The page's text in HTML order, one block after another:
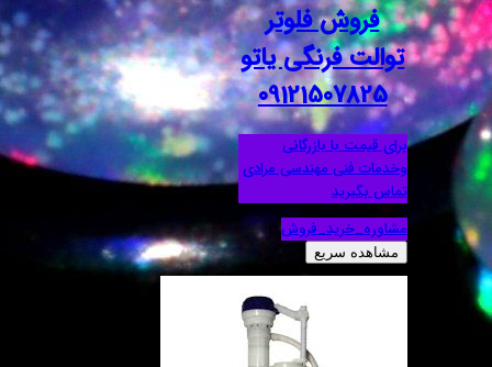
فروش فلوتر
توالت فرنگی یاتو
09121507825
برای قیمت با بازرگانی
وخدمات فنی مهندسی مرادی
تماس بگیرید
مشاوره_خرید_فروش
مشاهده سریع